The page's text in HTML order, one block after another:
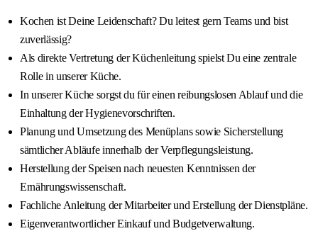
Kochen ist Deine Leidenschaft? Du leitest gern Teams und bist
zuverlässig?
Als direkte Vertretung der Küchenleitung spielst Du eine zentrale
Rolle in unserer Küche.
In unserer Küche sorgst du für einen reibungslosen Ablauf und die
Einhaltung der Hygienevorschriften.
Planung und Umsetzung des Menüplans sowie Sicherstellung
sämtlicher Abläufe innerhalb der Verpflegungsleistung.
Herstellung der Speisen nach neuesten Kenntnissen der
Ernährungswissenschaft.
Fachliche Anleitung der Mitarbeiter und Erstellung der Dienstpläne.
Eigenverantwortlicher Einkauf und Budgetverwaltung.